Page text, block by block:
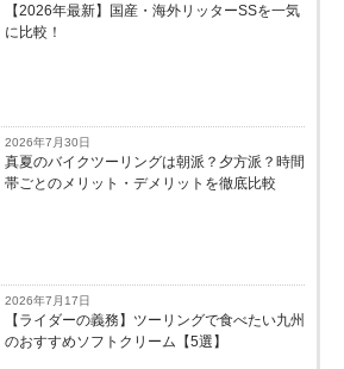
【2026年最新】国産・海外リッターSSを一気
に比較！
2026年7月30日
真夏のバイクツーリングは朝派？夕方派？時間
帯ごとのメリット・デメリットを徹底比較
2026年7月17日
【ライダーの義務】ツーリングで食べたい九州
のおすすめソフトクリーム【5選】